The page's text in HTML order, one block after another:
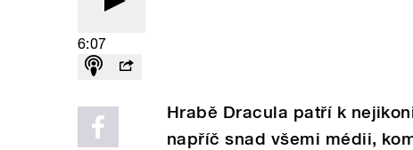
6:07
Hrabě Dracula patří k
napříč snad všemi médii,